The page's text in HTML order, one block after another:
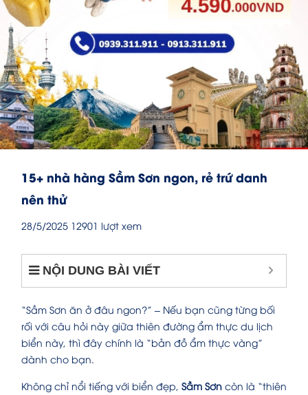
15+ nhà hàng Sầm Sơn ngon, rẻ trứ danh
nên thử
28/5/2025 12901 lượt xem
NỘI DUNG BÀI VIẾT
“Sầm Sơn ăn ở đâu ngon?” – Nếu bạn cũng từng bối
rối với câu hỏi này giữa thiên đường ẩm thực du lịch
biển này, thì đây chính là “bản đồ ẩm thực vàng”
dành cho bạn.
Không chỉ nổi tiếng với biển đẹp, Sầm Sơn còn là “thiên